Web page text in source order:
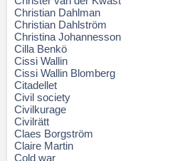
Christian Dahlman
Christian Dahlström
Christina Johannesson
Cilla Benkö
Cissi Wallin
Cissi Wallin Blomberg
Citadellet
Civil society
Civilkurage
Civilrätt
Claes Borgström
Claire Martin
Cold war